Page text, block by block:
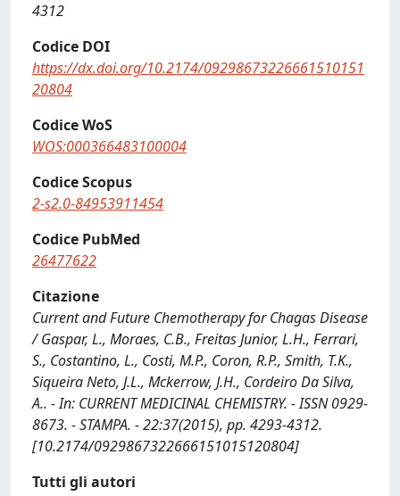
4312
Codice DOI
https://dx.doi.org/10.2174/09298673226661510151
20804
Codice WoS
WOS:000366483100004
Codice Scopus
2-s2.0-84953911454
Codice PubMed
26477622
Citazione
Current and Future Chemotherapy for Chagas Disease
/ Gaspar, L., Moraes, C.B., Freitas Junior, L.H., Ferrari,
S., Costantino, L., Costi, M.P., Coron, R.P., Smith, T.K.,
Siqueira Neto, J.L., Mckerrow, J.H., Cordeiro Da Silva,
A.. - In: CURRENT MEDICINAL CHEMISTRY. - ISSN 0929-
8673. - STAMPA. - 22:37(2015), pp. 4293-4312.
[10.2174/0929867322666151015120804]
Tutti gli autori